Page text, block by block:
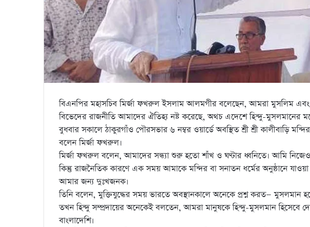
বিএনপির মহাসচিব মির্জা ফখরুল ইসলাম আলমগীর বলেছেন, আমরা মুসলিম
বিভেদের রাজনীতি আমাদের ঐতিহ্য নষ্ট করেছে, অথচ এদেশে হিন্দু-মুসলমানের
বুধবার সকালে ঠাকুরগাঁও পৌরসভার ৬ নম্বর ওয়ার্ডে অবস্থিত শ্রী শ্রী কালীবাড়ি
বলেন মির্জা ফখরুল।
মির্জা ফখরুল বলেন, আমাদের সন্ধ্যা শুরু হতো শাঁখ ও ঘণ্টার ধ্বনিতে। আমি নিজেও
কিন্তু রাজনৈতিক কারণে এক সময় আমাকে মন্দির বা সনাতন ধর্মের অনুষ্ঠানে
আমার জন্য দুঃখজনক।
তিনি বলেন, মুক্তিযুদ্ধের সময় ভারতে অবস্থানকালে অনেকে প্রশ্ন করত— মুসলমান
তখন হিন্দু সম্প্রদায়ের অনেকেই বলতেন, আমরা মানুষকে হিন্দু-মুসলমান হিসেবে
বাংলাদেশি।